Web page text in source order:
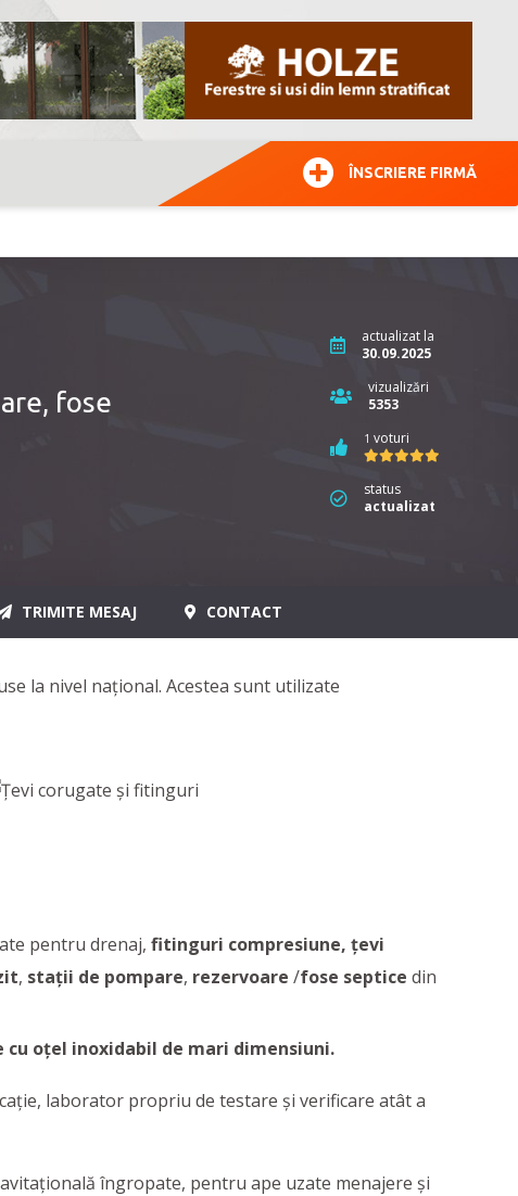
ÎNSCRIERE FIRMĂ
fose
actualizat la
30.09.2025
vizualizări
5353
1 voturi
status
actualizat
TRIMITE MESAJ CONTACT
la nivel național. Acestea sunt utilizate
pentru drenaj, fitinguri compresiune, țevi
, stații de pompare, rezervoare /fose septice din
oțel inoxidabil de mari dimensiuni.
laborator propriu de testare şi verificare atât a
îngropate, pentru ape uzate menajere și